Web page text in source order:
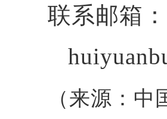
联系邮箱：
（来源：